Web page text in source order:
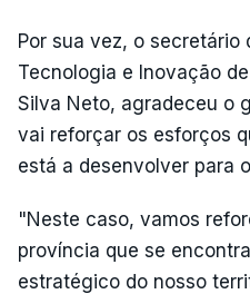
Por sua vez, o secretário
Tecnologia e Inovação
Silva Neto, agradeceu o
vai reforçar os esforços
está a desenvolver para
"Neste caso, vamos
província que se
estratégico do nosso